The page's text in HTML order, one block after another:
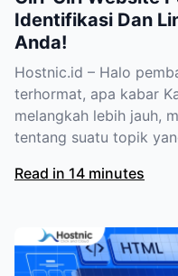
Identifikasi Dan
Anda!
Hostnic.id – Halo
terhormat, apa kabar
melangkah lebih jauh,
tentang suatu topik
Read in 14 minutes